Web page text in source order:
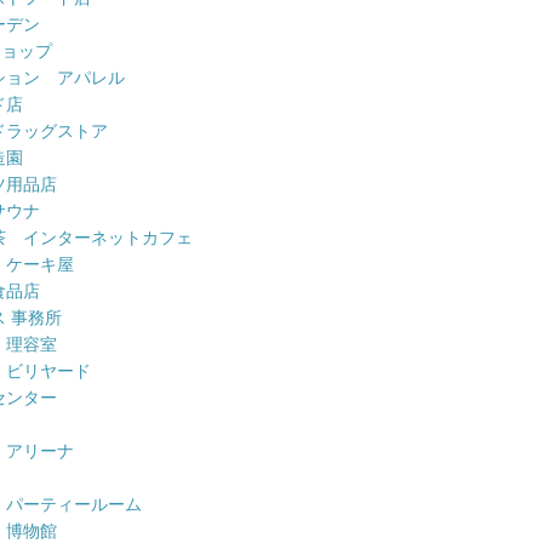
デン
ップ
ョン アパレル
店
ッグストア
用品店
ナ
インターネットカフェ
ーキ屋
品店
事務所
容室
リヤード
ンター
リーナ
ーティールーム
物館